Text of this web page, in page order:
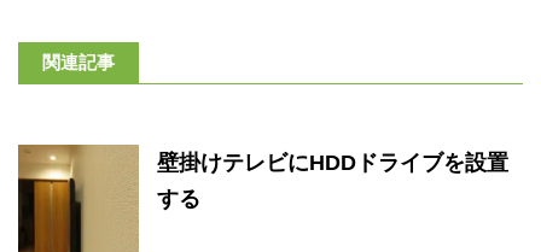
関連記事
壁掛けテレビにHDDドライブを設置
する